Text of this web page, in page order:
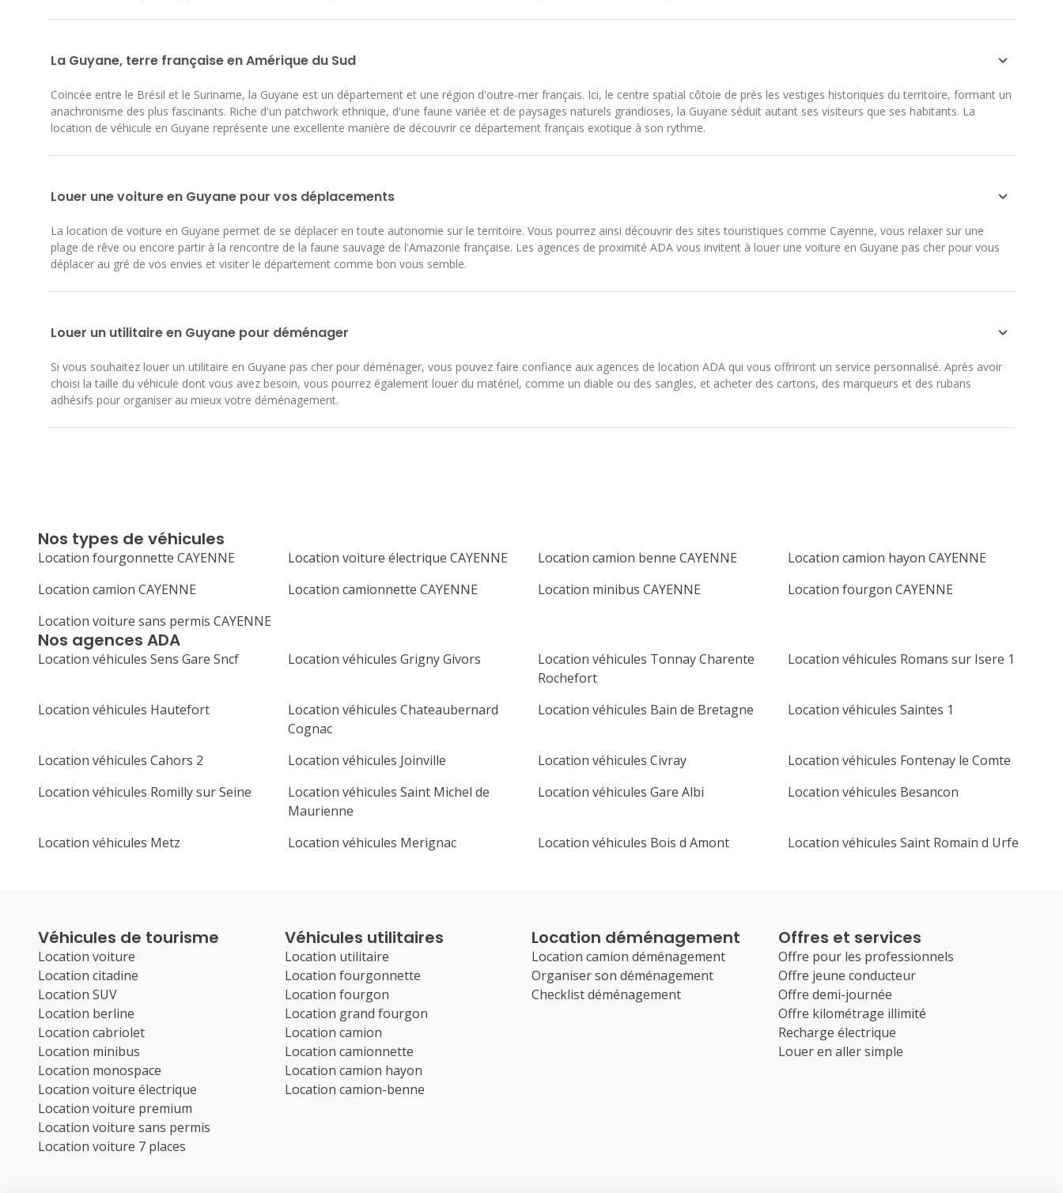
La Guyane, terre française en Amérique du Sud
Coincée entre le Brésil et le Suriname, la Guyane est un département et une région d'outre-mer français. Ici, le centre spatial côtoie de près les vestiges historiques du territoire, formant un
anachronisme des plus fascinants. Riche d'un patchwork ethnique, d'une faune variée et de paysages naturels grandioses, la Guyane séduit autant ses visiteurs que ses habitants. La
location de véhicule en Guyane représente une excellente manière de découvrir ce département français exotique à son rythme.
Louer une voiture en Guyane pour vos déplacements
La location de voiture en Guyane permet de se déplacer en toute autonomie sur le territoire. Vous pourrez ainsi découvrir des sites touristiques comme Cayenne, vous relaxer sur une
plage de rêve ou encore partir à la rencontre de la faune sauvage de l'Amazonie française. Les agences de proximité ADA vous invitent à louer une voiture en Guyane pas cher pour vous
déplacer au gré de vos envies et visiter le département comme bon vous semble.
Louer un utilitaire en Guyane pour déménager
Si vous souhaitez louer un utilitaire en Guyane pas cher pour déménager, vous pouvez faire confiance aux agences de location ADA qui vous offriront un service personnalisé. Après avoir
choisi la taille du véhicule dont vous avez besoin, vous pourrez également louer du matériel, comme un diable ou des sangles, et acheter des cartons, des marqueurs et des rubans
adhésifs pour organiser au mieux votre déménagement.
Nos agences ADA
Location véhicules Sens Gare Sncf Location véhicules Grigny Givors
Location véhicules Tonnay Charente
Rochefort
Location véhicules Romans sur Isere 1
Location véhicules Hautefort
Location véhicules Chateaubernard
Cognac
Location véhicules Bain de Bretagne Location véhicules Saintes 1
Location véhicules Cahors 2 Location véhicules Joinville Location véhicules Civray
Location véhicules Fontenay le Comte
Location véhicules Romilly sur Seine
Location véhicules Saint Michel de
Maurienne
Location véhicules Gare Albi Location véhicules Besancon
Location véhicules Metz Location véhicules Merignac Location véhicules Bois d Amont Location véhicules Saint Romain d Urfe
Nos types de véhicules
Location fourgonnette CAYENNE Location voiture électrique CAYENNE Location camion benne CAYENNE
Location camion hayon CAYENNE
Location camion CAYENNE
Location camionnette CAYENNE Location minibus CAYENNE
Location fourgon CAYENNE
Location voiture sans permis CAYENNE
Véhicules de tourisme
Location voiture
Location citadine
Location SUV
Location berline
Location cabriolet
Location minibus
Location monospace
Location voiture électrique
Location voiture premium
Location voiture sans permis
Location voiture 7 places
Véhicules utilitaires
Location utilitaire
Location fourgonnette
Location fourgon
Location grand fourgon
Location camion
Location camionnette
Location camion hayon
Location camion-benne
Location déménagement
Location camion déménagement
Organiser son déménagement
Checklist déménagement
Offres et services
Offre pour les professionnels
Offre jeune conducteur
Offre demi-journée
Offre kilométrage illimité
Recharge électrique
Louer en aller simple